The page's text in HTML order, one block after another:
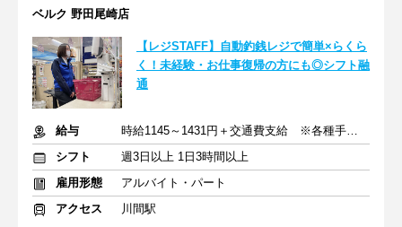
ベルク 野田尾崎店
【レジSTAFF】自動釣銭レジで簡単×らくら
く！未経験・お仕事復帰の方にも◎シフト融
通
給与
時給1145～1431円＋交通費支給 ※各種手当含む
シフト
週3日以上 1日3時間以上
雇用形態
アルバイト・パート
アクセス
川間駅